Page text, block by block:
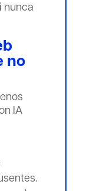
nunca
no
IA